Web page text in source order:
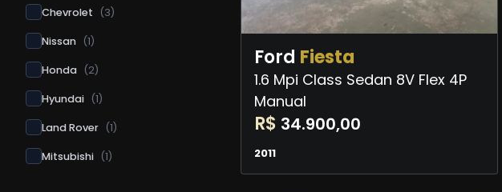
Chevrolet (3)
Nissan (1)
Honda (2)
Hyundai (1)
Land Rover (1)
Mitsubishi (1)
Ford Fiesta
1.6 Mpi Class Sedan 8V Flex 4P
Manual
R$ 34.900,00
2011